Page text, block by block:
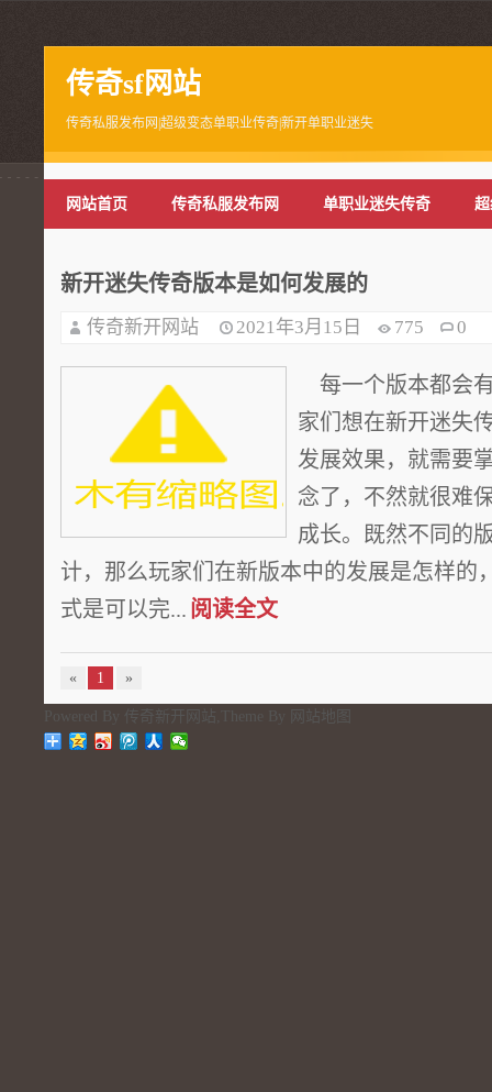
传奇sf网站
传奇私服发布网|超级变态单职业传奇|新开单职业迷失
网站首页 传奇私服发布网 单职业迷失传奇
新开迷失传奇版本是如何发展的
传奇新开网站 2021年3月15日 775 0
每一个版本都会
家们想在新开迷失
发展效果，就需要
念了，不然就很难
成长。既然不同的
计，那么玩家们在新版本中的发展是怎样的
式是可以完... 阅读全文
« 1 »
Powered By 传奇新开网站 ,Theme By 网站地图